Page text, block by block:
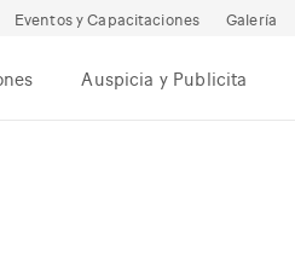
Eventos y Capacitaciones Galería
Auspicia y Publicita